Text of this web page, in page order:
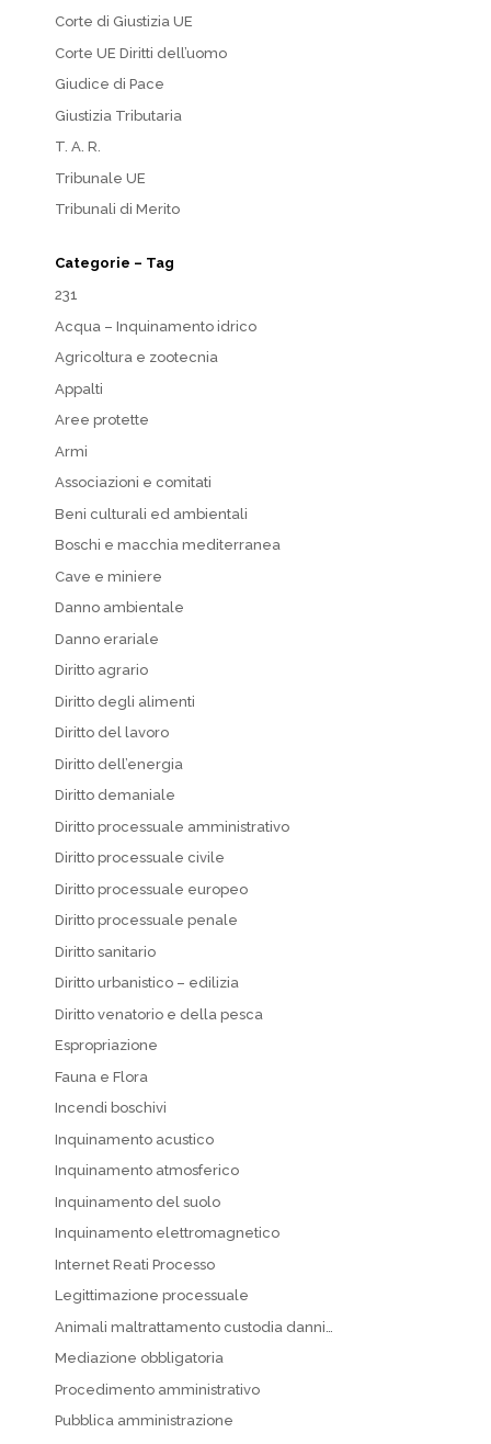
Corte di Giustizia UE
Corte UE Diritti dell’uomo
Giudice di Pace
Giustizia Tributaria
T. A. R.
Tribunale UE
Tribunali di Merito
Categorie – Tag
231
Acqua – Inquinamento idrico
Agricoltura e zootecnia
Appalti
Aree protette
Armi
Associazioni e comitati
Beni culturali ed ambientali
Boschi e macchia mediterranea
Cave e miniere
Danno ambientale
Danno erariale
Diritto agrario
Diritto degli alimenti
Diritto del lavoro
Diritto dell’energia
Diritto demaniale
Diritto processuale amministrativo
Diritto processuale civile
Diritto processuale europeo
Diritto processuale penale
Diritto sanitario
Diritto urbanistico – edilizia
Diritto venatorio e della pesca
Espropriazione
Fauna e Flora
Incendi boschivi
Inquinamento acustico
Inquinamento atmosferico
Inquinamento del suolo
Inquinamento elettromagnetico
Internet Reati Processo
Legittimazione processuale
Animali maltrattamento custodia danni…
Mediazione obbligatoria
Procedimento amministrativo
Pubblica amministrazione